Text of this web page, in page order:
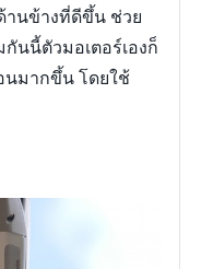
านข้างที่ดีขึ้น ช่วย
นนี้ตัวมอเตอร์เองก็
นมากขึ้น โดยใช้